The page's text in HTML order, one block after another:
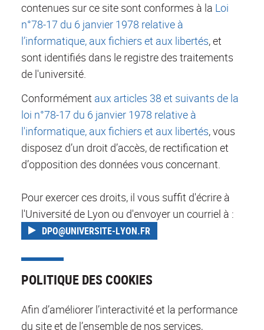
contenues sur ce site sont conformes à la Loi
n°78-17 du 6 janvier 1978 relative à
l’informatique, aux fichiers et aux libertés, et
sont identifiés dans le registre des traitements
de l'université.
Conformément aux articles 38 et suivants de la
loi n°78-17 du 6 janvier 1978 relative à
l'informatique, aux fichiers et aux libertés, vous
disposez d’un droit d’accès, de rectification et
d’opposition des données vous concernant.
Pour exercer ces droits, il vous suffit d'écrire à
l'Université de Lyon ou d'envoyer un courriel à :
DPO@UNIVERSITE-LYON.FR
POLITIQUE DES COOKIES
Afin d’améliorer l’interactivité et la performance
du site et de l’ensemble de nos services,